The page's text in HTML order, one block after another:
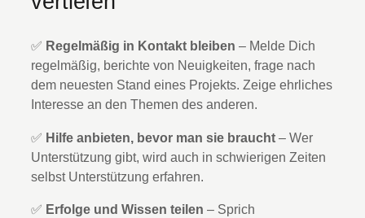
✅ Regelmäßig in Kontakt bleiben – Melde Dich
regelmäßig, berichte von Neuigkeiten, frage nach
dem neuesten Stand eines Projekts. Zeige ehrliches
Interesse an den Themen des anderen.
✅ Hilfe anbieten, bevor man sie braucht – Wer
Unterstützung gibt, wird auch in schwierigen Zeiten
selbst Unterstützung erfahren.
✅ Erfolge und Wissen teilen – Sprich